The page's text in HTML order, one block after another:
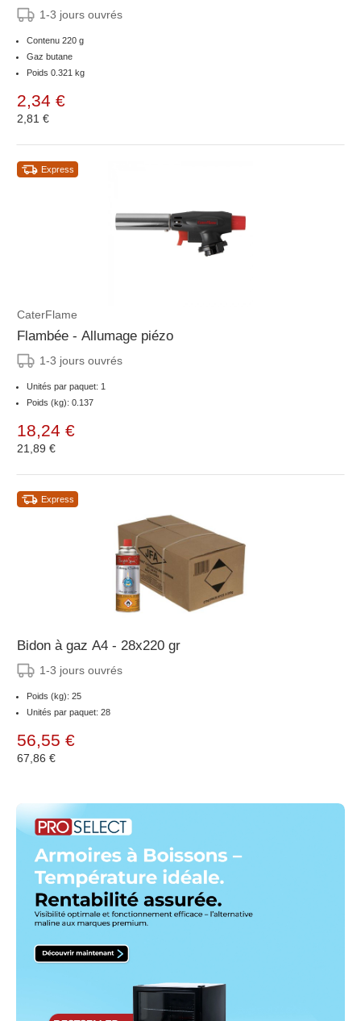
1-3 jours ouvrés
Contenu 220 g
Gaz butane
Poids 0.321 kg
2,34 €
2,81 €
Express
CaterFlame
Flambée - Allumage piézo
1-3 jours ouvrés
Unités par paquet: 1
Poids (kg): 0.137
18,24 €
21,89 €
Express
Bidon à gaz A4 - 28x220 gr
1-3 jours ouvrés
Poids (kg): 25
Unités par paquet: 28
56,55 €
67,86 €